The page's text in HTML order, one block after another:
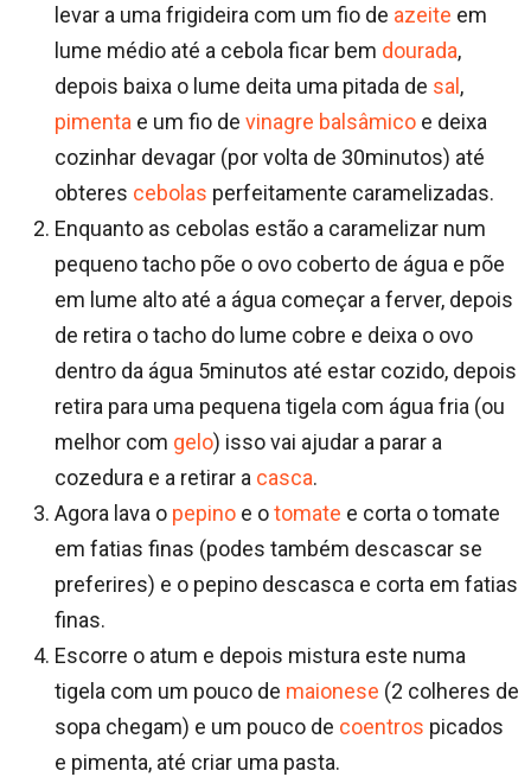
levar a uma frigideira com um fio de azeite em
lume médio até a cebola ficar bem dourada,
depois baixa o lume deita uma pitada de sal ,
pimenta e um fio de vinagre balsâmico e deixa
cozinhar devagar (por volta de 30minutos) até
obteres cebolas perfeitamente caramelizadas.
Enquanto as cebolas estão a caramelizar num
pequeno tacho põe o ovo coberto de água e põe
em lume alto até a água começar a ferver, depois
de retira o tacho do lume cobre e deixa o ovo
dentro da água 5minutos até estar cozido, depois
retira para uma pequena tigela com água fria (ou
melhor com gelo) isso vai ajudar a parar a
cozedura e a retirar a casca.
Agora lava o pepino e otomate e corta o tomate
em fatias finas (podes também descascar se
preferires) e o pepino descasca e corta em fatias
finas.
Escorre o atum e depois mistura este numa
tigela com um pouco de maionese (2 colheres de
sopa chegam) e um pouco de coentros picados
e pimenta, até criar uma pasta.